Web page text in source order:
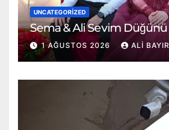
UNCATEGORIZED
Sema & Ali Sevim Düğünü
1 AĞUSTOS 2026 ALI BAYIR